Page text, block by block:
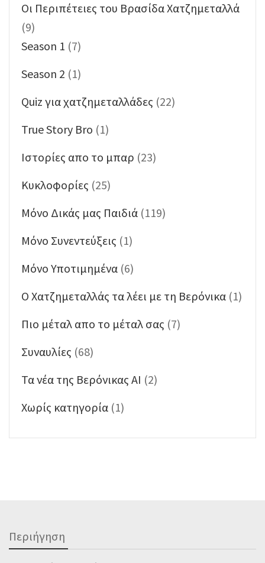
Oι Περιπέτειες του Βρασίδα Χατζημεταλλά
(9)
Season 1 (7)
Season 2 (1)
Quiz για χατζημεταλλάδες (22)
True Story Bro (1)
Ιστορίες απο το μπαρ (23)
Κυκλοφορίες (25)
Μόνο Δικάς μας Παιδιά (119)
Μόνο Συνεντεύξεις (1)
Μόνο Υποτιμημένα (6)
Ο Χατζημεταλλάς τα λέει με τη Βερόνικα (1)
Πιο μέταλ απο το μέταλ σας (7)
Συναυλίες (68)
Τα νέα της Βερόνικας ΑΙ (2)
Χωρίς κατηγορία (1)
Περιήγηση